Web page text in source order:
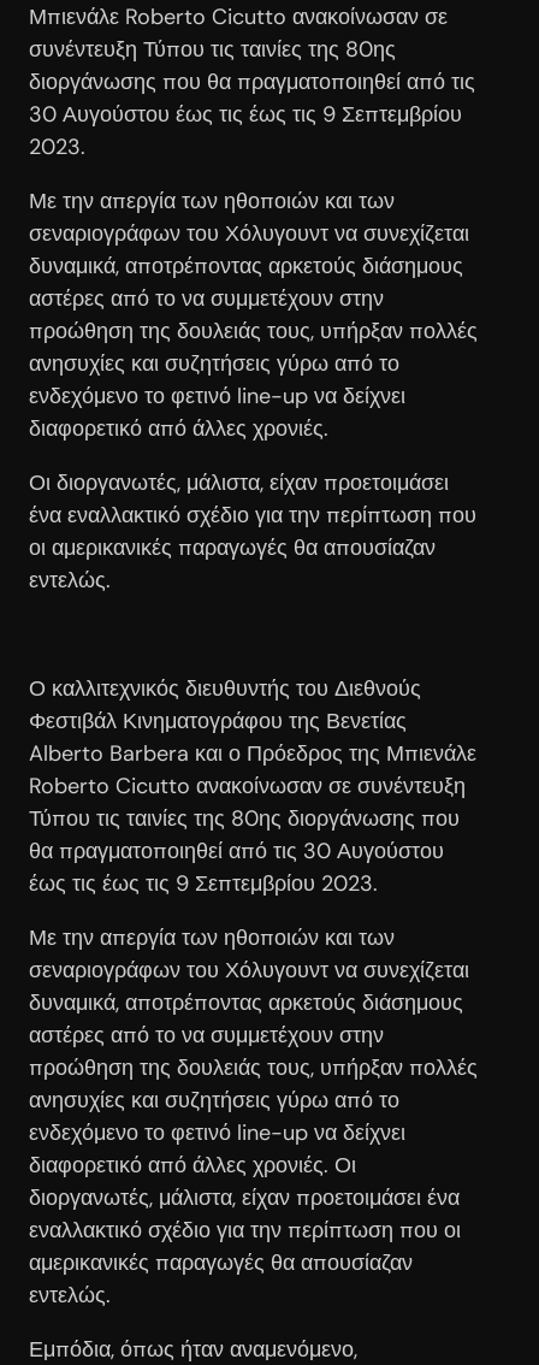
Μπιενάλε Roberto Cicutto ανακοίνωσαν σε
συνέντευξη Τύπου τις ταινίες της 80ης
διοργάνωσης που θα πραγματοποιηθεί από τις
30 Αυγούστου έως τις έως τις 9 Σεπτεμβρίου
2023.
Με την απεργία των ηθοποιών και των
σεναριογράφων του Χόλυγουντ να συνεχίζεται
δυναμικά, αποτρέποντας αρκετούς διάσημους
αστέρες από το να συμμετέχουν στην
προώθηση της δουλειάς τους, υπήρξαν πολλές
ανησυχίες και συζητήσεις γύρω από το
ενδεχόμενο το φετινό line-up να δείχνει
διαφορετικό από άλλες χρονιές.
Οι διοργανωτές, μάλιστα, είχαν προετοιμάσει
ένα εναλλακτικό σχέδιο για την περίπτωση που
οι αμερικανικές παραγωγές θα απουσίαζαν
εντελώς.
Ο καλλιτεχνικός διευθυντής του Διεθνούς
Φεστιβάλ Κινηματογράφου της Βενετίας
Alberto Barbera και ο Πρόεδρος της Μπιενάλε
Roberto Cicutto ανακοίνωσαν σε συνέντευξη
Τύπου τις ταινίες της 80ης διοργάνωσης που
θα πραγματοποιηθεί από τις 30 Αυγούστου
έως τις έως τις 9 Σεπτεμβρίου 2023.
Με την απεργία των ηθοποιών και των
σεναριογράφων του Χόλυγουντ να συνεχίζεται
δυναμικά, αποτρέποντας αρκετούς διάσημους
αστέρες από το να συμμετέχουν στην
προώθηση της δουλειάς τους, υπήρξαν πολλές
ανησυχίες και συζητήσεις γύρω από το
ενδεχόμενο το φετινό line-up να δείχνει
διαφορετικό από άλλες χρονιές. Οι
διοργανωτές, μάλιστα, είχαν προετοιμάσει ένα
εναλλακτικό σχέδιο για την περίπτωση που οι
αμερικανικές παραγωγές θα απουσίαζαν
εντελώς.
Εμπόδια, όπως ήταν αναμενόμενο,